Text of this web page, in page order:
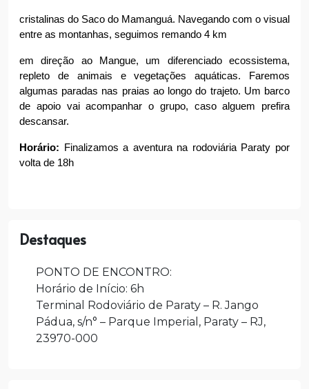
cristalinas do Saco do Mamanguá. Navegando com o visual
entre as montanhas, seguimos remando 4 km
em direção ao Mangue, um diferenciado ecossistema,
repleto de animais e vegetações aquáticas. Faremos
algumas paradas nas praias ao longo do trajeto. Um barco
de apoio vai acompanhar o grupo, caso alguem prefira
descansar.
Horário: Finalizamos a aventura na rodoviária Paraty por
volta de 18h
Destaques
PONTO DE ENCONTRO:
Horário de Início: 6h
Terminal Rodoviário de Paraty – R. Jango
Pádua, s/n° – Parque Imperial, Paraty – RJ,
23970-000